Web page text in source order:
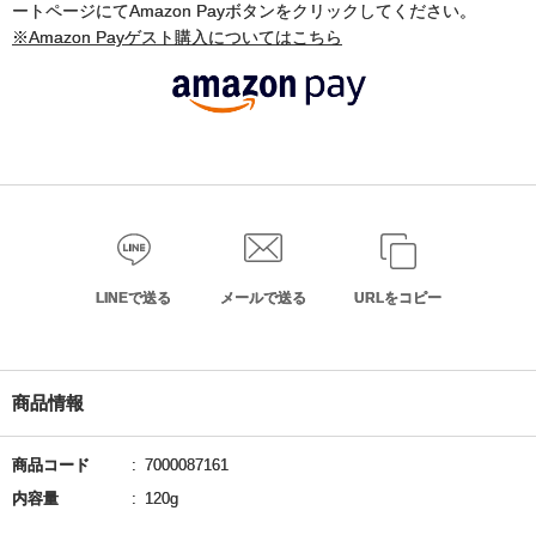
ートページにてAmazon Payボタンをクリックしてください。
※Amazon Payゲスト購入についてはこちら
LINEで送る メールで送る URLをコピー
商品情報
商品コード
7000087161
内容量
120g